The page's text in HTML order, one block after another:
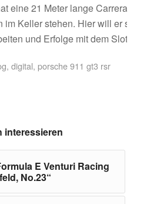
eine 21 Meter lange Carrera
im Keller stehen. Hier will er
und Erfolge mit dem Slotcar
, digital, porsche 911 gt3 rsr
interessieren
E Venturi Racing
No.23“